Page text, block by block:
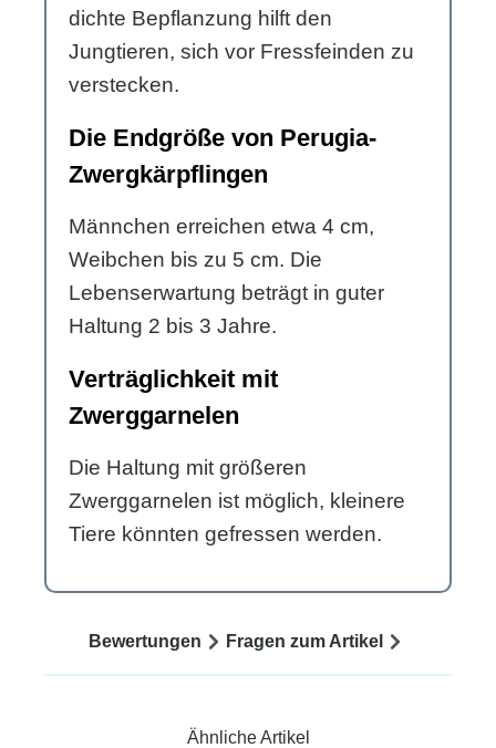
dichte Bepflanzung hilft den
Jungtieren, sich vor Fressfeinden zu
verstecken.
Die Endgröße von Perugia-
Zwergkärpflingen
Männchen erreichen etwa 4 cm,
Weibchen bis zu 5 cm. Die
Lebenserwartung beträgt in guter
Haltung 2 bis 3 Jahre.
Verträglichkeit mit
Zwerggarnelen
Die Haltung mit größeren
Zwerggarnelen ist möglich, kleinere
Tiere könnten gefressen werden.
Bewertungen Fragen zum Artikel
Ähnliche Artikel